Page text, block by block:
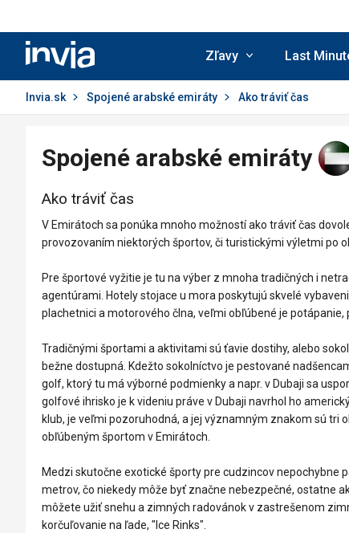
Invia.sk
Zľavy Last
Invia.sk Spojené arabské emiráty Ako tráviť čas
Spojené arabské emiráty
Ako tráviť čas
V Emirátoch sa ponúka mnoho možností ako tráviť čas
provozovaním niektorých športov, či turistickými výletmi po
Pre športové vyžitie je tu na výber z mnoha tradičných i
agentúrami. Hotely stojace u mora poskytujú skvelé
plachetnici a motorového člna, veľmi obľúbené je
Tradičnými športami a aktivitami sú ťavie dostihy, alebo
bežne dostupná. Kdežto sokolníctvo je pestované
golf, ktorý tu má výborné podmienky a napr. v Dubaji sa
golfové ihrisko je k videniu práve v Dubaji navrhol ho
klub, je veľmi pozoruhodná, a jej významným znakom sú tri
obľúbeným športom v Emirátoch.
Medzi skutočne exotické športy pre cudzincov nepochybne
metrov, čo niekedy môže byť značne nebezpečné, ostatne
môžete užiť snehu a zimných radovánok v zastrešenom
korčuľovanie na ľade, "Ice Rinks".